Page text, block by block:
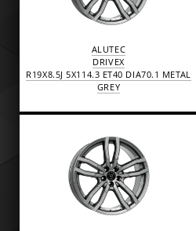
ALUTEC
DRIVEX
R19X8.5J 5X114.3 ET40 DIA70.1 METAL
GREY